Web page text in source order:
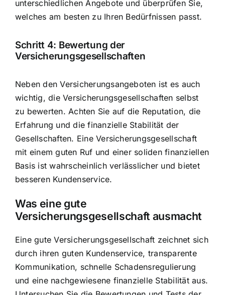
unterschiedlichen Angebote und überprüfen Sie,
welches am besten zu Ihren Bedürfnissen passt.
Schritt 4: Bewertung der
Versicherungsgesellschaften
Neben den Versicherungsangeboten ist es auch
wichtig, die Versicherungsgesellschaften selbst
zu bewerten. Achten Sie auf die Reputation, die
Erfahrung und die finanzielle Stabilität der
Gesellschaften. Eine Versicherungsgesellschaft
mit einem guten Ruf und einer soliden finanziellen
Basis ist wahrscheinlich verlässlicher und bietet
besseren Kundenservice.
Was eine gute
Versicherungsgesellschaft ausmacht
Eine gute Versicherungsgesellschaft zeichnet sich
durch ihren guten Kundenservice, transparente
Kommunikation, schnelle Schadensregulierung
und eine nachgewiesene finanzielle Stabilität aus.